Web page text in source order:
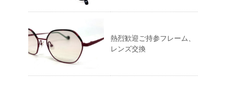
熱烈歓迎ご持参フレーム、
レンズ交換